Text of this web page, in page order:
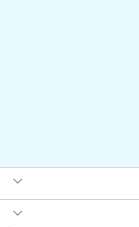
expand_more
expand_more